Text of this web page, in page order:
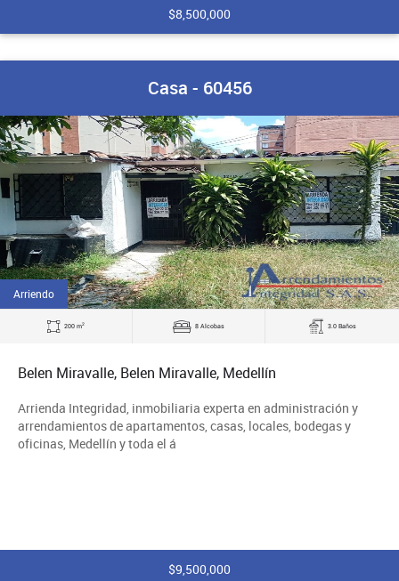
$8,500,000
Casa - 60456
Arriendo
200 m2 8 Alcobas 3.0 Baños
Belen Miravalle, Belen Miravalle, Medellín
Arrienda Integridad, inmobiliaria experta en administración y
arrendamientos de apartamentos, casas, locales, bodegas y
oficinas, Medellín y toda el á
$9,500,000